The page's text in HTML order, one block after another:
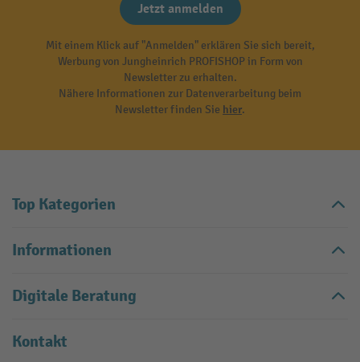
Jetzt anmelden
Mit einem Klick auf "Anmelden" erklären Sie sich bereit,
Werbung von Jungheinrich PROFISHOP in Form von
Newsletter zu erhalten.
Nähere Informationen zur Datenverarbeitung beim
Newsletter finden Sie hier.
Top Kategorien
Informationen
Digitale Beratung
Kontakt